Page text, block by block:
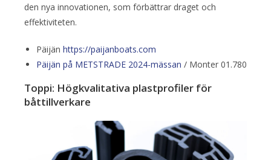
den nya innovationen, som förbättrar draget och
effektiviteten.
Päijän https://paijanboats.com
Päijän på METSTRADE 2024-mässan / Monter 01.780
Toppi: Högkvalitativa plastprofiler för
båttillverkare